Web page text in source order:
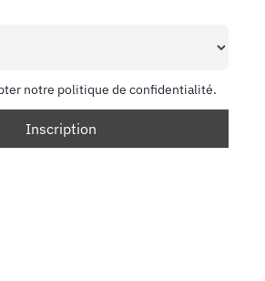
notre politique de confidentialité.